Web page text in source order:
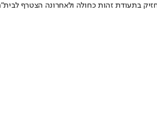
בתעודת זהות כחולה ולאחרונה הצטרף